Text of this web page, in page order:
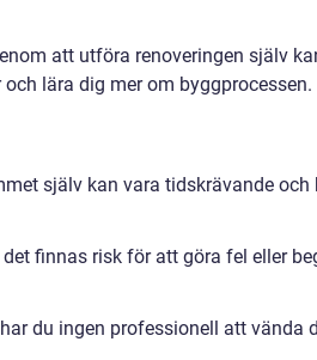
att utföra renoveringen själv
lära dig mer om byggprocessen.
själv kan vara tidskrävande och
finnas risk för att göra fel eller
du ingen professionell att vända